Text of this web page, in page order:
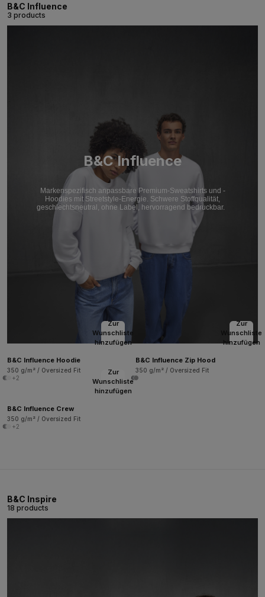
B&C Influence
3 products
B&C Influence
Markenspezifisch anpassbare Premium-Sweatshirts und -
Hoodies mit Streetstyle-Energie. Schwere Stoffqualität,
geschlechtsneutral, ohne Label, hervorragend bedruckbar.
Zur
Wunschliste
hinzufügen
B&C Influence Hoodie
350 g/m² / Oversized Fit
+2
Zur
Wunschliste
hinzufügen
B&C Influence Zip Hood
350 g/m² / Oversized Fit
Zur
Wunschliste
hinzufügen
B&C Influence Crew
350 g/m² / Oversized Fit
+2
B&C Inspire
18 products